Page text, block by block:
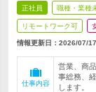
正社員 職種・業種
リモートワーク可
情報更新日：2026/07/17
仕事内容
営業、商
事総務、
します。